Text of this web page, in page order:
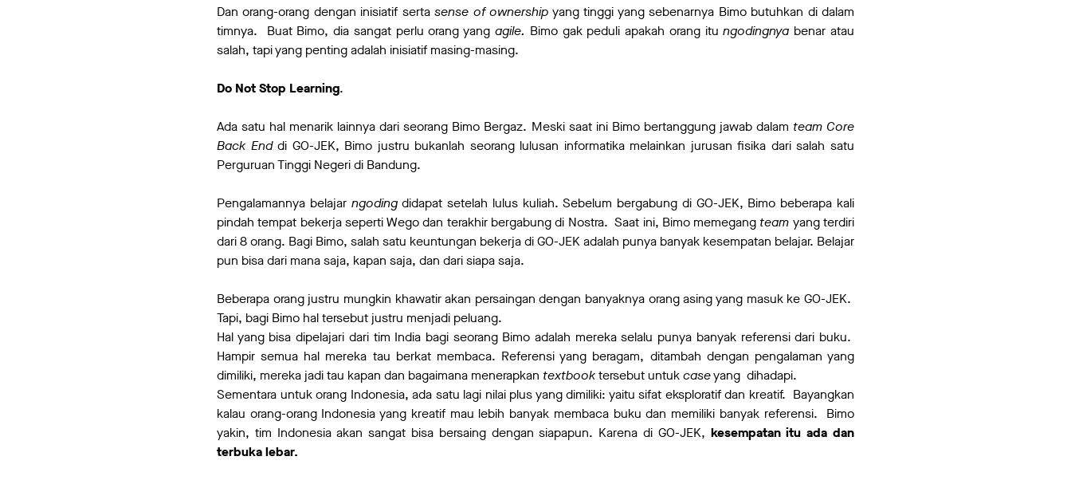
Dan orang-orang dengan inisiatif sertasense of ownership yang tinggi yang sebenarnya Bimo butuhkan di dalam
timnya. Buat Bimo, dia sangat perlu orang yang agile. Bimo gak peduli apakah orang itungodingnya benar atau
salah, tapi yang penting adalah inisiatif masing-masing.
Do Not Stop Learning.
Ada satu hal menarik lainnya dari seorang Bimo Bergaz. Meski saat ini Bimo bertanggung jawab dalam team Core
Back Enddi GO-JEK, Bimo justru bukanlah seorang lulusan informatika melainkan jurusan fisika dari salah satu
Perguruan Tinggi Negeri di Bandung.
Pengalamannya belajar ngodingdidapat setelah lulus kuliah. Sebelum bergabung di GO-JEK, Bimo beberapa kali
pindah tempat bekerja seperti Wego dan terakhir bergabung di Nostra. Saat ini, Bimo memegang team yang terdiri
dari 8 orang. Bagi Bimo, salah satu keuntungan bekerja di GO-JEK adalah punya banyak kesempatan belajar. Belajar
pun bisa dari mana saja, kapan saja, dan dari siapa saja.
Beberapa orang justru mungkin khawatir akan persaingan dengan banyaknya orang asing yang masuk ke GO-JEK.
Tapi, bagi Bimo hal tersebut justru menjadi peluang.
Hal yang bisa dipelajari dari tim India bagi seorang Bimo adalah mereka selalu punya banyak referensi dari buku.
Hampir semua hal mereka tau berkat membaca. Referensi yang beragam, ditambah dengan pengalaman yang
dimiliki, mereka jadi tau kapan dan bagaimana menerapkan textbooktersebut untukcaseyang dihadapi.
Sementara untuk orang Indonesia, ada satu lagi nilai plus yang dimiliki: yaitu sifat eksploratif dan kreatif. Bayangkan
kalau orang-orang Indonesia yang kreatif mau lebih banyak membaca buku dan memiliki banyak referensi. Bimo
yakin, tim Indonesia akan sangat bisa bersaing dengan siapapun. Karena di GO-JEK, kesempatan itu ada dan
terbuka lebar.